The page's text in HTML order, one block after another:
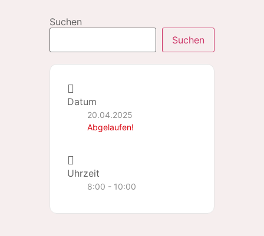
Suchen
Suchen
Datum
20.04.2025
Abgelaufen!
Uhrzeit
8:00 - 10:00